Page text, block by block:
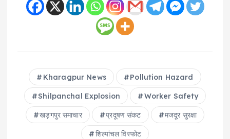
Kharagpur News Pollution Hazard
Shilpanchal Explosion Worker Safety
खड़गपुर समाचार प्रदूषण संकट मजदूर सुरक्षा
शिल्पांचल विस्फोट